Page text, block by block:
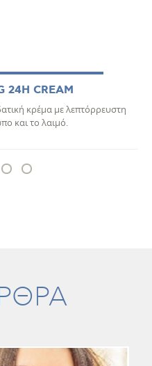
24H CREAM
κρέμα με λεπτόρρευστη
και το λαιμό.